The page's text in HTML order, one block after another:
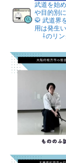
武道を始
や目的別
🥋 武道界
用は発生
⇩のリ